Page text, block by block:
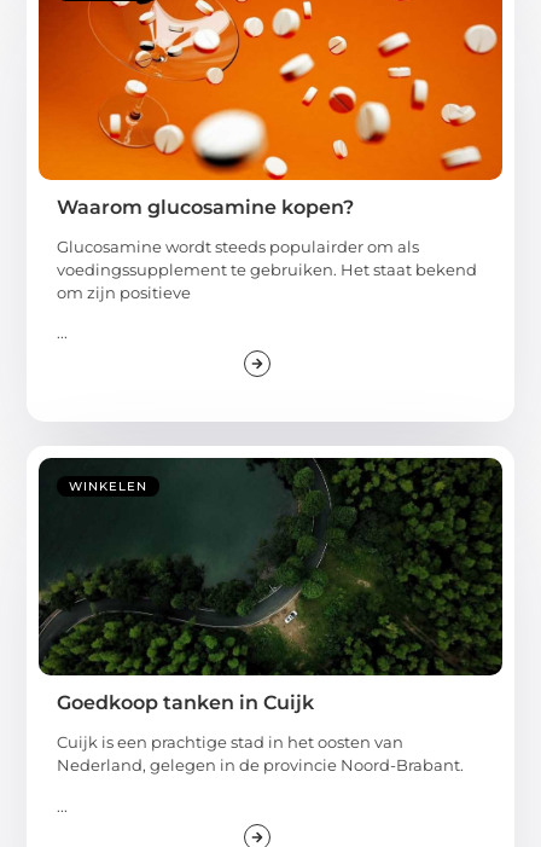
Waarom glucosamine kopen?
Glucosamine wordt steeds populairder om als
voedingssupplement te gebruiken. Het staat bekend
om zijn positieve
...
WINKELEN
Goedkoop tanken in Cuijk
Cuijk is een prachtige stad in het oosten van
Nederland, gelegen in de provincie Noord-Brabant.
...